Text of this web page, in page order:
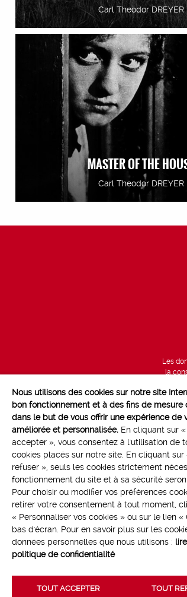
Carl Theodor DREYER
MASTER OF THE
Carl Theodor DREYER
Les
la
Line
Nous utilisons des cookies sur notre site
bon fonctionnement et à des fins de mesure
dans le but de vous offrir une expérience de
améliorée et personnalisée. En cliquant sur
accepter », vous consentez à l'utilisation de
cookies placés sur notre site. En cliquant sur
refuser », seuls les cookies strictement
fonctionnement du site et à sa sécurité
Pour choisir ou modifier vos préférences
retirer votre consentement à tout moment,
« Personnaliser vos cookies » ou sur le lien «
bas d'écran. Pour en savoir plus sur les
données personnelles que nous utilisons :
politique de confidentialité
TOUT ACCEPTER TOUT